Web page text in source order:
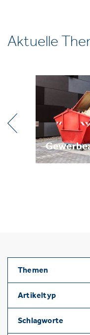
Aktuelle
Themen
Artikeltyp
Schlagworte